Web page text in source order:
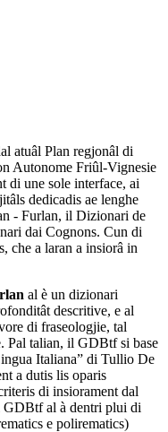
ARLeF - Agjenzie
atuâl Plan regjonâl di
Autonome Friûl-Vignesie
di une sole interface, ai
dedicadis ae lenghe
- Furlan, il Dizionari de
dai Cognons. Cun di
che a laran a insiorâ in
al è un dizionari
descritive, e al
di fraseologjie, tal
Pal talian, il GDBtf si base
Italiana” di Tullio De
a dutis lis oparis
di insiorament dal
GDBtf al à dentri plui di
e polirematics)